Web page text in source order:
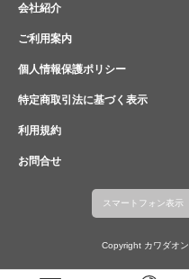
会社紹介
ご利用案内
個人情報保護ポリシー
特定商取引法に基づく表示
利用規約
お問合せ
スマートフォン表示
Copyright カワダオ